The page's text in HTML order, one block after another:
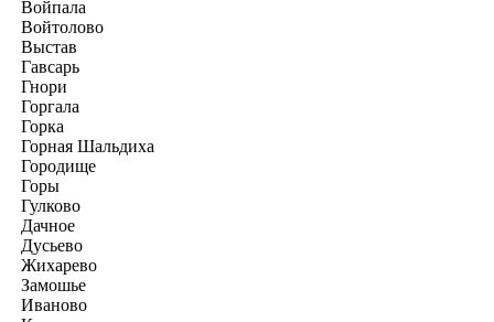
Войпала
Войтолово
Выстав
Гавсарь
Гнори
Горгала
Горка
Горная Шальдиха
Городище
Горы
Гулково
Дачное
Дусьево
Жихарево
Замошье
Иваново